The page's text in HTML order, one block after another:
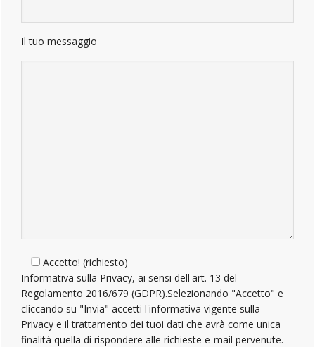
Il tuo messaggio
Accetto! (richiesto)
Informativa sulla Privacy, ai sensi dell'art. 13 del
Regolamento 2016/679 (GDPR).Selezionando "Accetto" e
cliccando su "Invia" accetti l'informativa vigente sulla
Privacy e il trattamento dei tuoi dati che avrà come unica
finalità quella di rispondere alle richieste e-mail pervenute.